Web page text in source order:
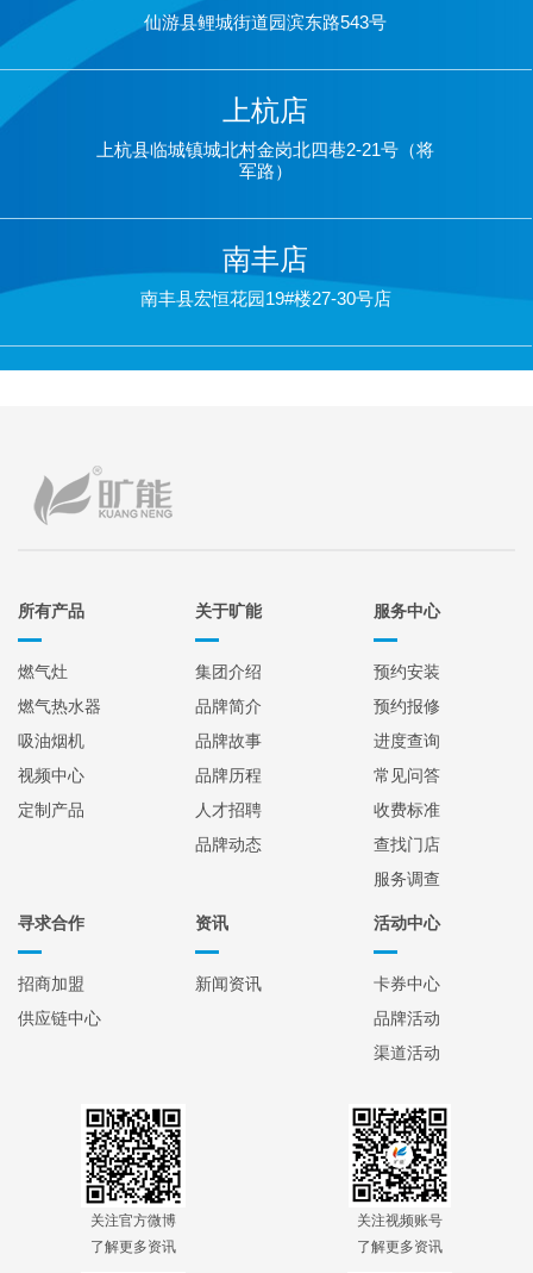
仙游县鲤城街道园滨东路543号
上杭店
上杭县临城镇城北村金岗北四巷2-21号（将
军路）
南丰店
南丰县宏恒花园19#楼27-30号店
所有产品
燃气灶
燃气热水器
吸油烟机
视频中心
定制产品
关于旷能
集团介绍
品牌简介
品牌故事
品牌历程
人才招聘
品牌动态
服务中心
预约安装
预约报修
进度查询
常见问答
收费标准
查找门店
服务调查
寻求合作
招商加盟
供应链中心
资讯
新闻资讯
活动中心
卡券中心
品牌活动
渠道活动
关注官方微博
了解更多资讯
关注视频账号
了解更多资讯